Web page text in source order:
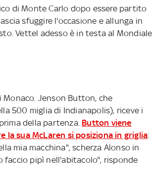
di Monte Carlo dopo essere partito
sfuggire l'occasione e allunga in
Vettel adesso è in testa al Mondiale
Monaco. Jenson Button, che
500 miglia di Indianapolis), riceve i
della partenza. Button viene
sua McLaren si posiziona in griglia:
mia macchina", scherza Alonso in
faccio pipì nell'abitacolo", risponde